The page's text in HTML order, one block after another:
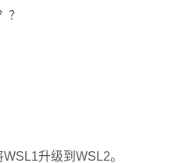
升级到WSL2。